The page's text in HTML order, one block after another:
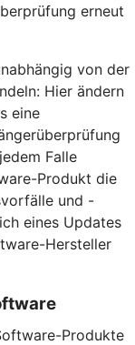
erneut
von der
Hier ändern
eine
Falle
Produkt die
und -
eines Updates
Hersteller
Produkte